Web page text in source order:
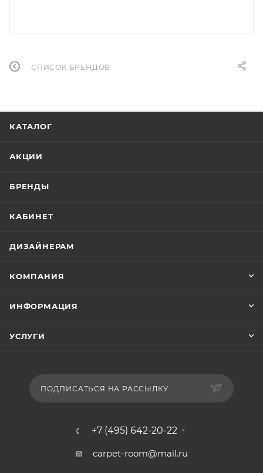
СПИСОК БРЕНДОВ
КАТАЛОГ
АКЦИИ
БРЕНДЫ
КАБИНЕТ
ДИЗАЙНЕРАМ
КОМПАНИЯ
ИНФОРМАЦИЯ
УСЛУГИ
ПОДПИСАТЬСЯ НА РАССЫЛКУ
+7 (495) 642-20-22
carpet-room@mail.ru